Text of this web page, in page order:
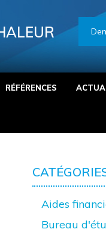
RÉFÉRENCES
Aides
Bureau